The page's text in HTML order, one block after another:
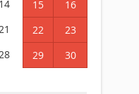
14 15
16
21 22
23
28 29
30